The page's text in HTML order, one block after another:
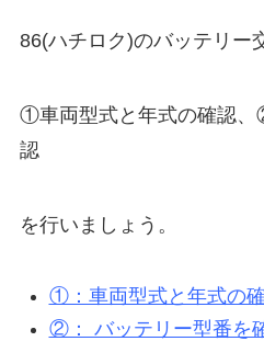
86(ハチロク)のバッテリー
①車両型式と年式の確認
認
を行いましょう。
①：車両型式と年式の
②： バッテリー型番を